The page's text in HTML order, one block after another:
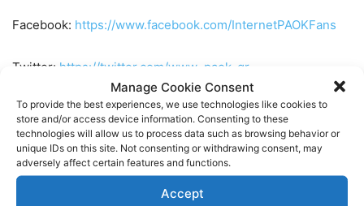
Manage Cookie Consent
To provide the best experiences, we use technologies like cookies to
store and/or access device information. Consenting to these
technologies will allow us to process data such as browsing behavior or
unique IDs on this site. Not consenting or withdrawing consent, may
adversely affect certain features and functions.
Accept
Facebook: https://www.facebook.com/InternetPAOKFans
Twitter: https://twitter.com/www_paok_gr
Linkedin: https://www.linkedin.com/in/internet-paok-fans-
601b24248
Instagram:https://www.instagram.com/internetpaokfans